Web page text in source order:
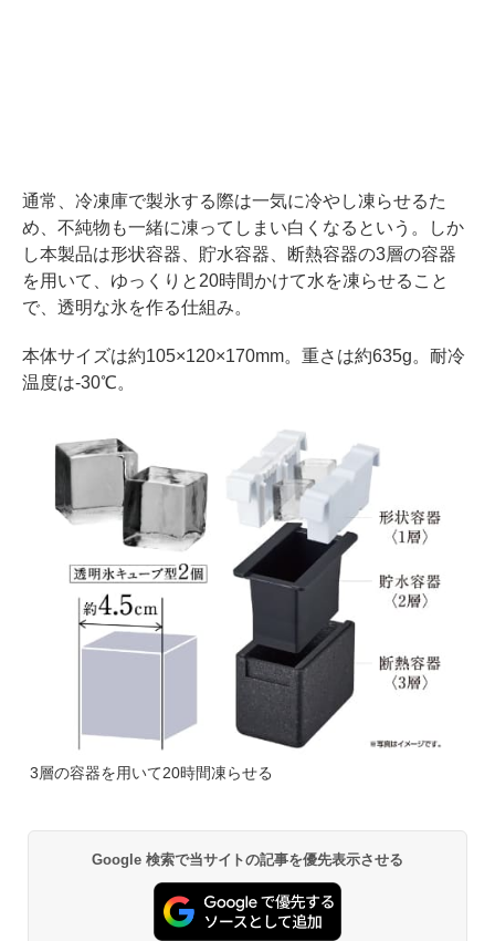
通常、冷凍庫で製氷する際は一気に冷やし凍らせるた
め、不純物も一緒に凍ってしまい白くなるという。しか
し本製品は形状容器、貯水容器、断熱容器の3層の容器
を用いて、ゆっくりと20時間かけて水を凍らせること
で、透明な氷を作る仕組み。
本体サイズは約105×120×170mm。重さは約635g。耐冷
温度は-30℃。
3層の容器を用いて20時間凍らせる
Google 検索で当サイトの記事を優先表示させる